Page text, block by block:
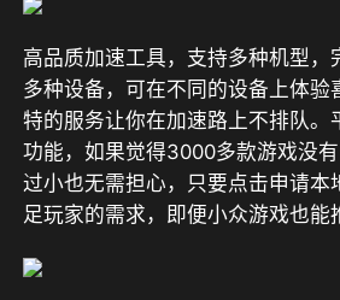
高品质加速工具，支持多种机型，
多种设备，可在不同的设备上体验
特的服务让你在加速路上不排队。
功能，如果觉得3000多款游戏没
过小也无需担心，只要点击申请本
足玩家的需求，即便小众游戏也能